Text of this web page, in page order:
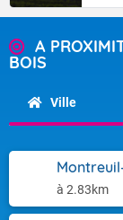
A
BOIS
Ville
à 2.83km